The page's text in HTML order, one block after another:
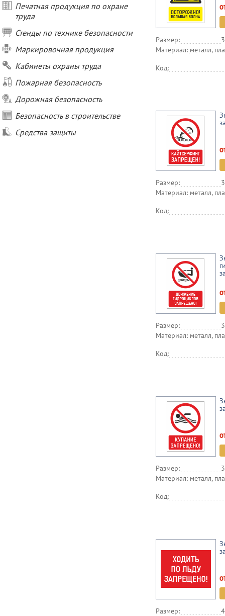
Печатная продукция по охране
труда
Стенды по технике безопасности
Маркировочная продукция
Кабинеты охраны труда
Пожарная безопасность
Дорожная безопасность
Безопасность в строительстве
Средства защиты
Размер:
Материал: металл,
Код:
Размер:
Материал: металл,
Код:
Размер:
Материал: металл,
Код:
Размер:
Материал: металл,
Код:
Размер: